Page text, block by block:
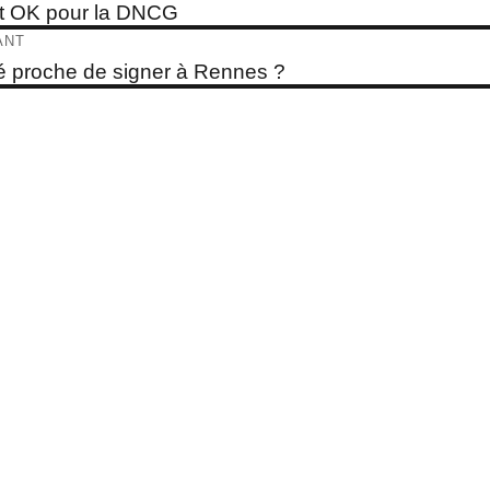
:
OK pour la DNCG
:
proche de signer à Rennes ?